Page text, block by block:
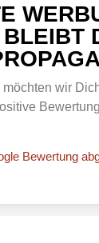
BLEIBT
wir
Bewertung